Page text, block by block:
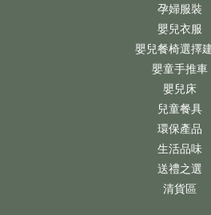
孕婦服裝
嬰兒衣服
嬰兒餐椅選擇
嬰童手推車
嬰兒床
兒童餐具
環保產品
生活品味
送禮之選
清貨區